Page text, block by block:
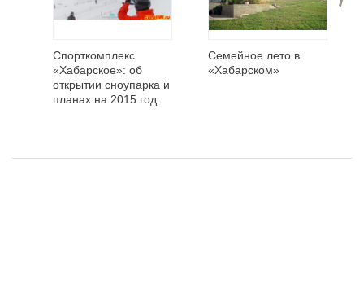
Спорткомплекс
«Хабарское»: об
открытии сноупарка и
планах на 2015 год
Семейное лето в
«Хабарском»